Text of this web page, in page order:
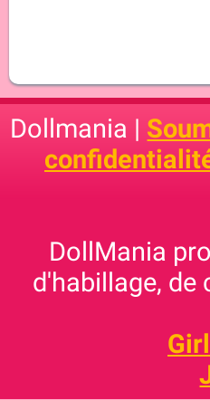
Dollmania |
DollMania
d'habillage, de